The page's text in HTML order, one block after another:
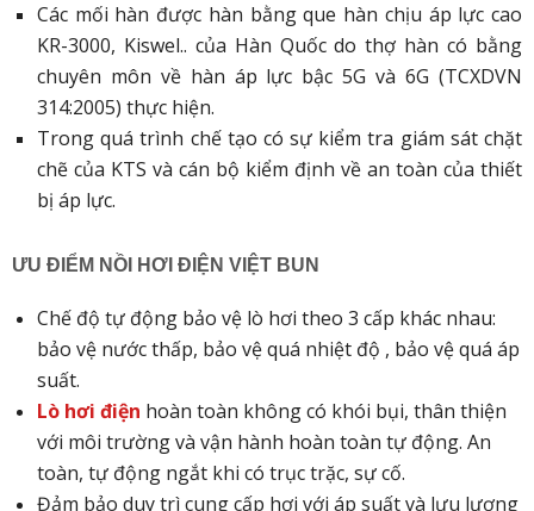
Các mối hàn được hàn bằng que hàn chịu áp lực cao
KR-3000, Kiswel.. của Hàn Quốc do thợ hàn có bằng
chuyên môn về hàn áp lực bậc 5G và 6G (TCXDVN
314:2005) thực hiện.
Trong quá trình chế tạo có sự kiểm tra giám sát chặt
chẽ của KTS và cán bộ kiểm định về an toàn của thiết
bị áp lực.
ƯU ĐIỂM NỒI HƠI ĐIỆN VIỆT BUN
Chế độ tự động bảo vệ lò hơi theo 3 cấp khác nhau:
bảo vệ nước thấp, bảo vệ quá nhiệt độ , bảo vệ quá áp
suất.
Lò hơi điện hoàn toàn không có khói bụi, thân thiện
với môi trường và vận hành hoàn toàn tự động. An
toàn, tự động ngắt khi có trục trặc, sự cố.
Đảm bảo duy trì cung cấp hơi với áp suất và lưu lượng